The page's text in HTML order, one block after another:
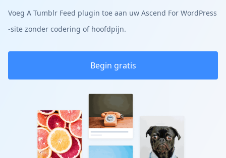
Voeg A Tumblr Feed plugin toe aan uw Ascend For WordPress
-site zonder codering of hoofdpijn.
Begin gratis